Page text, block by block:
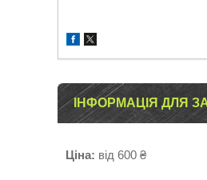
ІНФОРМАЦІЯ ДЛЯ
Ціна: від 600 ₴